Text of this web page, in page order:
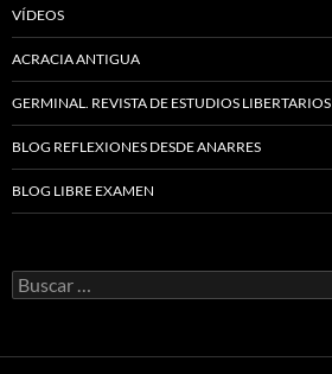
VÍDEOS
ACRACIA ANTIGUA
GERMINAL. REVISTA DE ESTUDIOS LIBERTARIOS
BLOG REFLEXIONES DESDE ANARRES
BLOG LIBRE EXAMEN
Buscar: